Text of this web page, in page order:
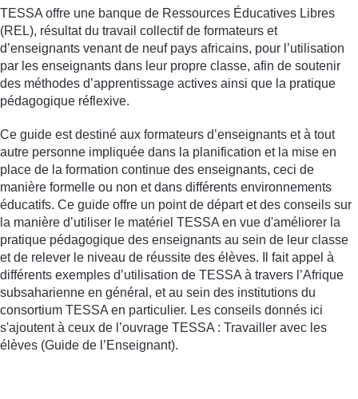
TESSA offre une banque de Ressources Éducatives Libres
(REL), résultat du travail collectif de formateurs et
d’enseignants venant de neuf pays africains, pour l’utilisation
par les enseignants dans leur propre classe, afin de soutenir
des méthodes d’apprentissage actives ainsi que la pratique
pédagogique réflexive.
Ce guide est destiné aux formateurs d’enseignants et à tout
autre personne impliquée dans la planification et la mise en
place de la formation continue des enseignants, ceci de
manière formelle ou non et dans différents environnements
éducatifs. Ce guide offre un point de départ et des conseils sur
la manière d’utiliser le matériel TESSA en vue d'améliorer la
pratique pédagogique des enseignants au sein de leur classe
et de relever le niveau de réussite des élèves. Il fait appel à
différents exemples d’utilisation de TESSA à travers l’Afrique
subsaharienne en général, et au sein des institutions du
consortium TESSA en particulier. Les conseils donnés ici
s'ajoutent à ceux de l’ouvrage TESSA : Travailler avec les
élèves (Guide de l’Enseignant).